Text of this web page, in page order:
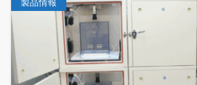
製品情報